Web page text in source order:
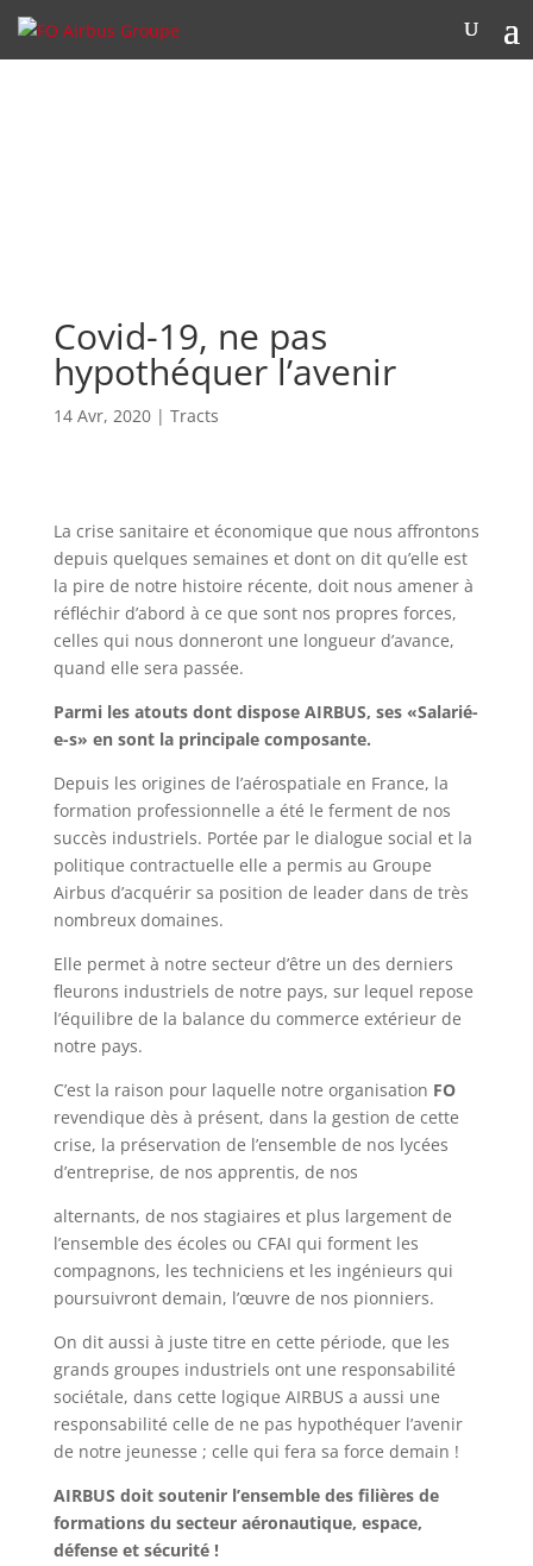
Covid-19, ne pas
hypothéquer l’avenir
14 Avr, 2020| Tracts
La crise sanitaire et économique que nous affrontons
depuis quelques semaines et dont on dit qu’elle est
la pire de notre histoire récente, doit nous amener à
réfléchir d’abord à ce que sont nos propres forces,
celles qui nous donneront une longueur d’avance,
quand elle sera passée.
Parmi les atouts dont dispose AIRBUS, ses «Salarié-
e-s» en sont la principale composante.
Depuis les origines de l’aérospatiale en France, la
formation professionnelle a été le ferment de nos
succès industriels. Portée par le dialogue social et la
politique contractuelle elle a permis au Groupe
Airbus d’acquérir sa position de leader dans de très
nombreux domaines.
Elle permet à notre secteur d’être un des derniers
fleurons industriels de notre pays, sur lequel repose
l’équilibre de la balance du commerce extérieur de
notre pays.
C’est la raison pour laquelle notre organisation FO
revendique dès à présent, dans la gestion de cette
crise, la préservation de l’ensemble de nos lycées
d’entreprise, de nos apprentis, de nos
alternants, de nos stagiaires et plus largement de
l’ensemble des écoles ou CFAI qui forment les
compagnons, les techniciens et les ingénieurs qui
poursuivront demain, l’œuvre de nos pionniers.
On dit aussi à juste titre en cette période, que les
grands groupes industriels ont une responsabilité
sociétale, dans cette logique AIRBUS a aussi une
responsabilité celle de ne pas hypothéquer l’avenir
de notre jeunesse ; celle qui fera sa force demain !
AIRBUS doit soutenir l’ensemble des filières de
formations du secteur aéronautique, espace,
défense et sécurité !